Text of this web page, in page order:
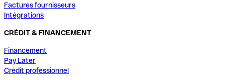
Factures fournisseurs
Intégrations
CRÈDIT & FINANCEMENT
Financement
Pay Later
Crédit professionnel